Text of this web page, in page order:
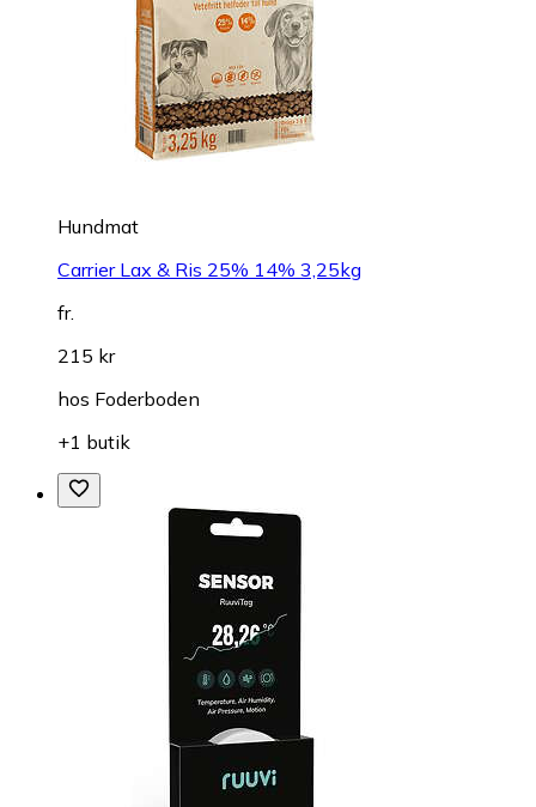
Hundmat
Carrier Lax & Ris 25% 14% 3,25kg
fr.
215 kr
hos Foderboden
+1 butik